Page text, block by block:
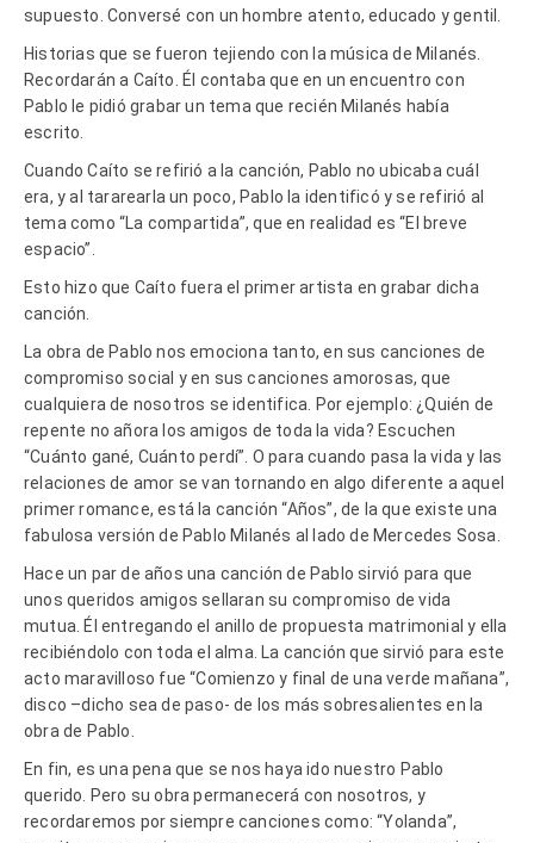
supuesto. Conversé con un hombre atento, educado y gentil.
Historias que se fueron tejiendo con la música de Milanés.
Recordarán a Caíto. Él contaba que en un encuentro con
Pablo le pidió grabar un tema que recién Milanés había
escrito.
Cuando Caíto se refirió a la canción, Pablo no ubicaba cuál
era, y al tararearla un poco, Pablo la identificó y se refirió al
tema como “La compartida”, que en realidad es “El breve
espacio”.
Esto hizo que Caíto fuera el primer artista en grabar dicha
canción.
La obra de Pablo nos emociona tanto, en sus canciones de
compromiso social y en sus canciones amorosas, que
cualquiera de nosotros se identifica. Por ejemplo: ¿Quién de
repente no añora los amigos de toda la vida? Escuchen
“Cuánto gané, Cuánto perdí”. O para cuando pasa la vida y las
relaciones de amor se van tornando en algo diferente a aquel
primer romance, está la canción “Años”, de la que existe una
fabulosa versión de Pablo Milanés al lado de Mercedes Sosa.
Hace un par de años una canción de Pablo sirvió para que
unos queridos amigos sellaran su compromiso de vida
mutua. Él entregando el anillo de propuesta matrimonial y ella
recibiéndolo con toda el alma. La canción que sirvió para este
acto maravilloso fue “Comienzo y final de una verde mañana”,
disco –dicho sea de paso- de los más sobresalientes en la
obra de Pablo.
En fin, es una pena que se nos haya ido nuestro Pablo
querido. Pero su obra permanecerá con nosotros, y
recordaremos por siempre canciones como: “Yolanda”,